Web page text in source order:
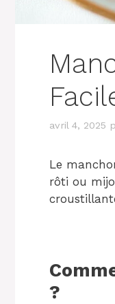
avril 4, 2025
Le
rôti ou
?